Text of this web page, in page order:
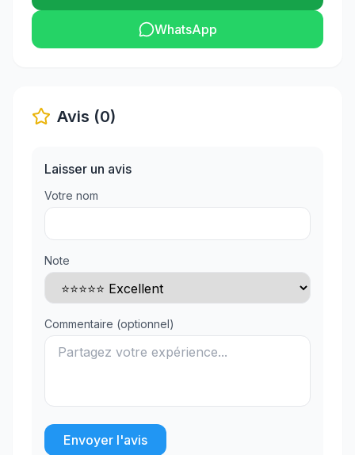
WhatsApp
Avis (0)
Laisser un avis
Votre nom
Note
Commentaire (optionnel)
Envoyer l'avis